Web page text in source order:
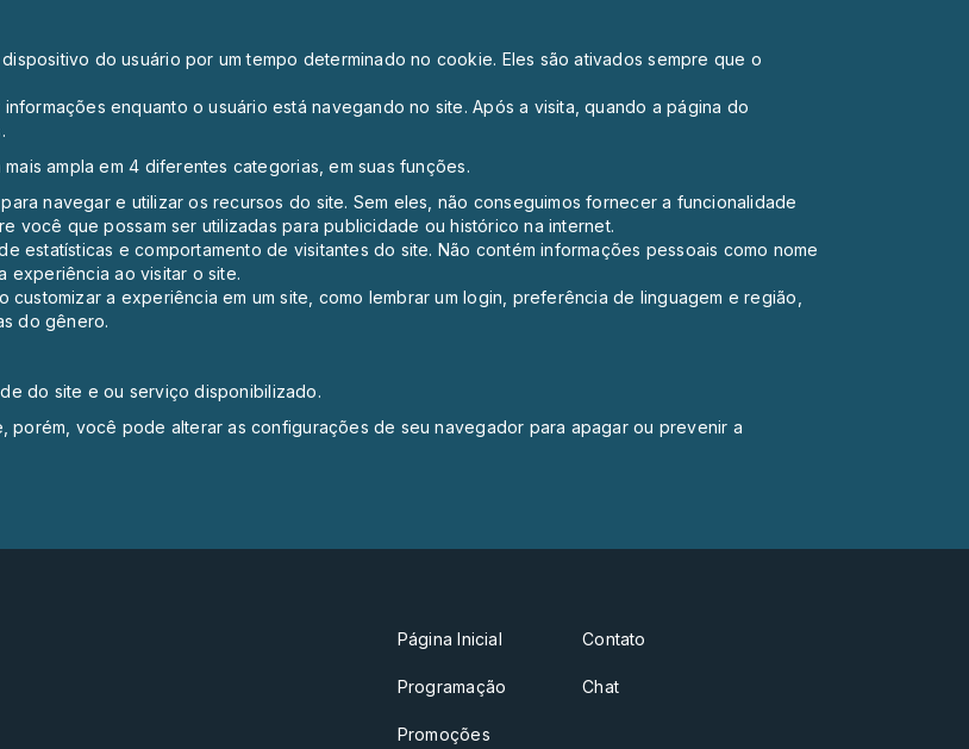
do usuário por um tempo determinado no cookie. Eles são ativados sempre que o
enquanto o usuário está navegando no site. Após a visita, quando a página do
ampla em 4 diferentes categorias, em suas funções.
navegar e utilizar os recursos do site. Sem eles, não conseguimos fornecer a funcionalidade
você que possam ser utilizadas para publicidade ou histórico na internet.
estatísticas e comportamento de visitantes do site. Não contém informações pessoais como nome
experiência ao visitar o site.
customizar a experiência em um site, como lembrar um login, preferência de linguagem e região,
do gênero.
do site e ou serviço disponibilizado.
porém, você pode alterar as configurações de seu navegador para apagar ou prevenir a
Página Inicial
Programação
Promoções
Contato
Chat